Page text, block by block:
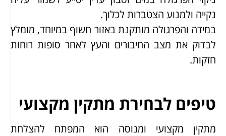
נקייה ולמנוע הצטברות לכלוך.
במידה והפרגולה מותקנת באזור חשוף במיוחד, מומלץ
לבדוק את מצב החיבורים והעץ לאחר סופות רוחות
חזקות.
טיפים לבחירת מתקין מקצועי
מתקין מקצועי ומנוסה הוא המפתח להצלחת